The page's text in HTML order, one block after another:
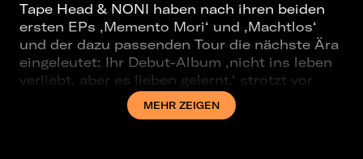
Tape Head & NONI haben nach ihren beiden
ersten EPs ,Memento Mori‘ und ,Machtlos‘
und der dazu passenden Tour die nächste Ära
eingeleutet: Ihr Debut-Album ,nicht ins leben
verliebt, aber es lieben gelernt.‘ strotzt vor
ehrlicher Emotionalität, unfassbarer Tiefe und
musikalischer Berührung - eine Coming-of-
MEHR ZEIGEN